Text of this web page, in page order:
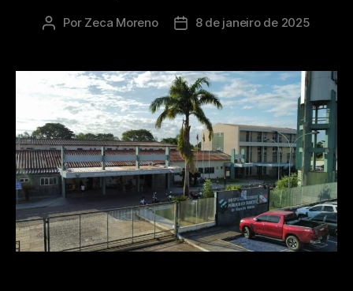
Por Zeca Moreno 8 de janeiro de 2025